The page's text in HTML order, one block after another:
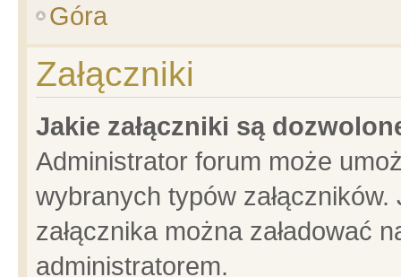
Góra
Załączniki
Jakie załączniki są
Administrator forum może
wybranych typów
załącznika można załadować
administratorem.